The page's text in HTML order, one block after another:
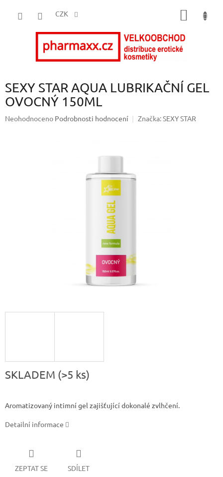
CZK
SEXY STAR AQUA LUBRIKAČNÍ GEL
OVOCNÝ 150ML
Průměrné
Neohodnoceno Podrobnosti hodnocení Značka:SEXY STAR
SKLADEM (>5 ks)
Aromatizovaný intimní gel zajišťující dokonalé zvlhčení.
Detailní informace
ZEPTAT SE SDÍLET